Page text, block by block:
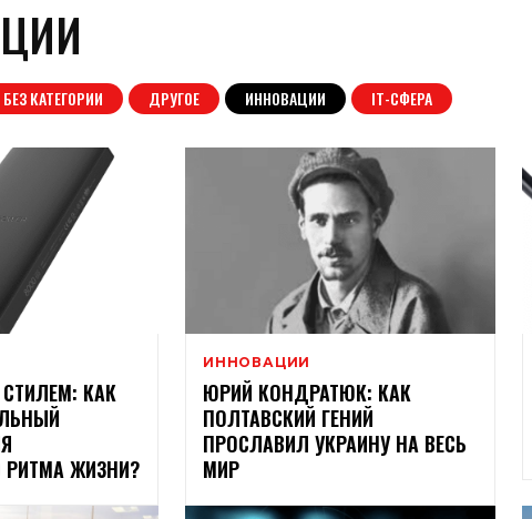
БЕЗ КАТЕГОРИИ ДРУГОЕ ИННОВАЦИИ ІТ-СФЕРА
КАК
РИТМА ЖИЗНИ?
ИННОВАЦИИ
ЮРИЙ КОНДРАТЮК: КАК
ПОЛТАВСКИЙ ГЕНИЙ
ПРОСЛАВИЛ УКРАИНУ НА ВЕСЬ
МИР